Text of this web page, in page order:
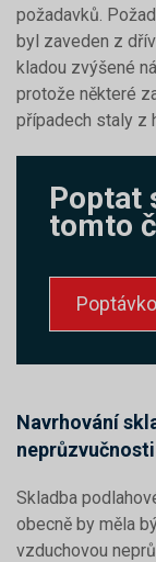
požadavků.
byl zaveden z
kladou zvýšené
protože některé
případech staly z
Poptat
tomto
Navrhování
neprůzvučnosti
Skladba
obecně by měla
vzduchovou